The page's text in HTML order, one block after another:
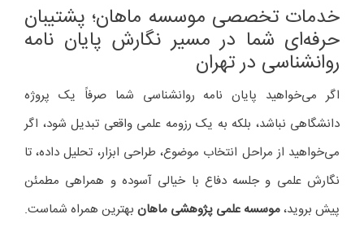
خدمات تخصصی موسسه ماهان؛ پشتیبان
حرفه‌ای شما در مسیر نگارش پایان نامه
روانشناسی در تهران
اگر می‌خواهید پایان نامه روانشناسی شما صرفاً یک پروژه
دانشگاهی نباشد، بلکه به یک رزومه علمی واقعی تبدیل شود، اگر
می‌خواهید از مراحل انتخاب موضوع، طراحی ابزار، تحلیل داده، تا
نگارش علمی و جلسه دفاع با خیالی آسوده و همراهی مطمئن
پیش بروید،موسسه علمی پژوهشی ماهان بهترین همراه شماست.